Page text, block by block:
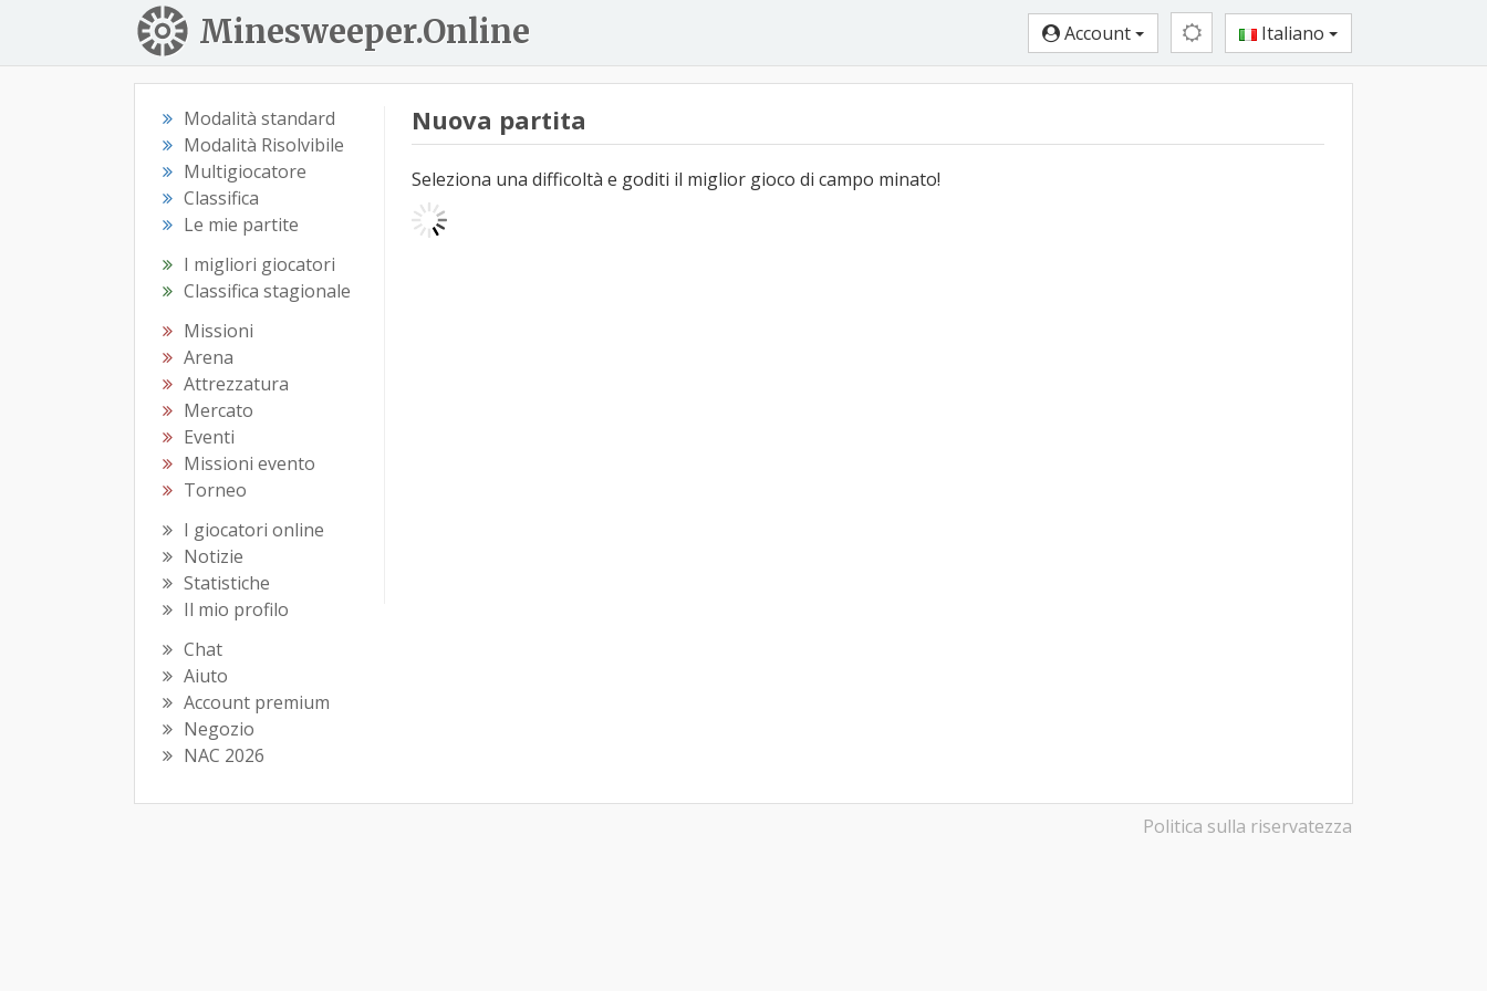
Minesweeper.Online Account Italiano
Modalità standard
Modalità Risolvibile
Multigiocatore
Classifica
Le mie partite
I migliori giocatori
Classifica stagionale
Missioni
Arena
Attrezzatura
Mercato
Eventi
Missioni evento
Torneo
I giocatori online
Notizie
Statistiche
Il mio profilo
Chat
Aiuto
Account premium
Negozio
NAC 2026
Nuova partita
Seleziona una difficoltà e goditi il miglior gioco di campo minato!
Politica sulla riservatezza